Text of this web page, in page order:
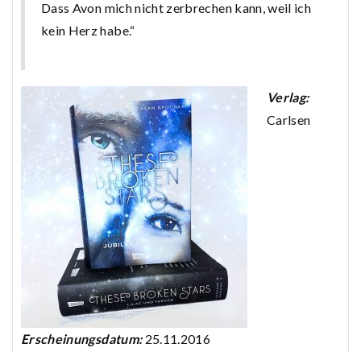
Dass Avon mich nicht zerbrechen kann, weil ich
kein Herz habe.“
Verlag:
Carlsen
Erscheinungsdatum: 25.11.2016